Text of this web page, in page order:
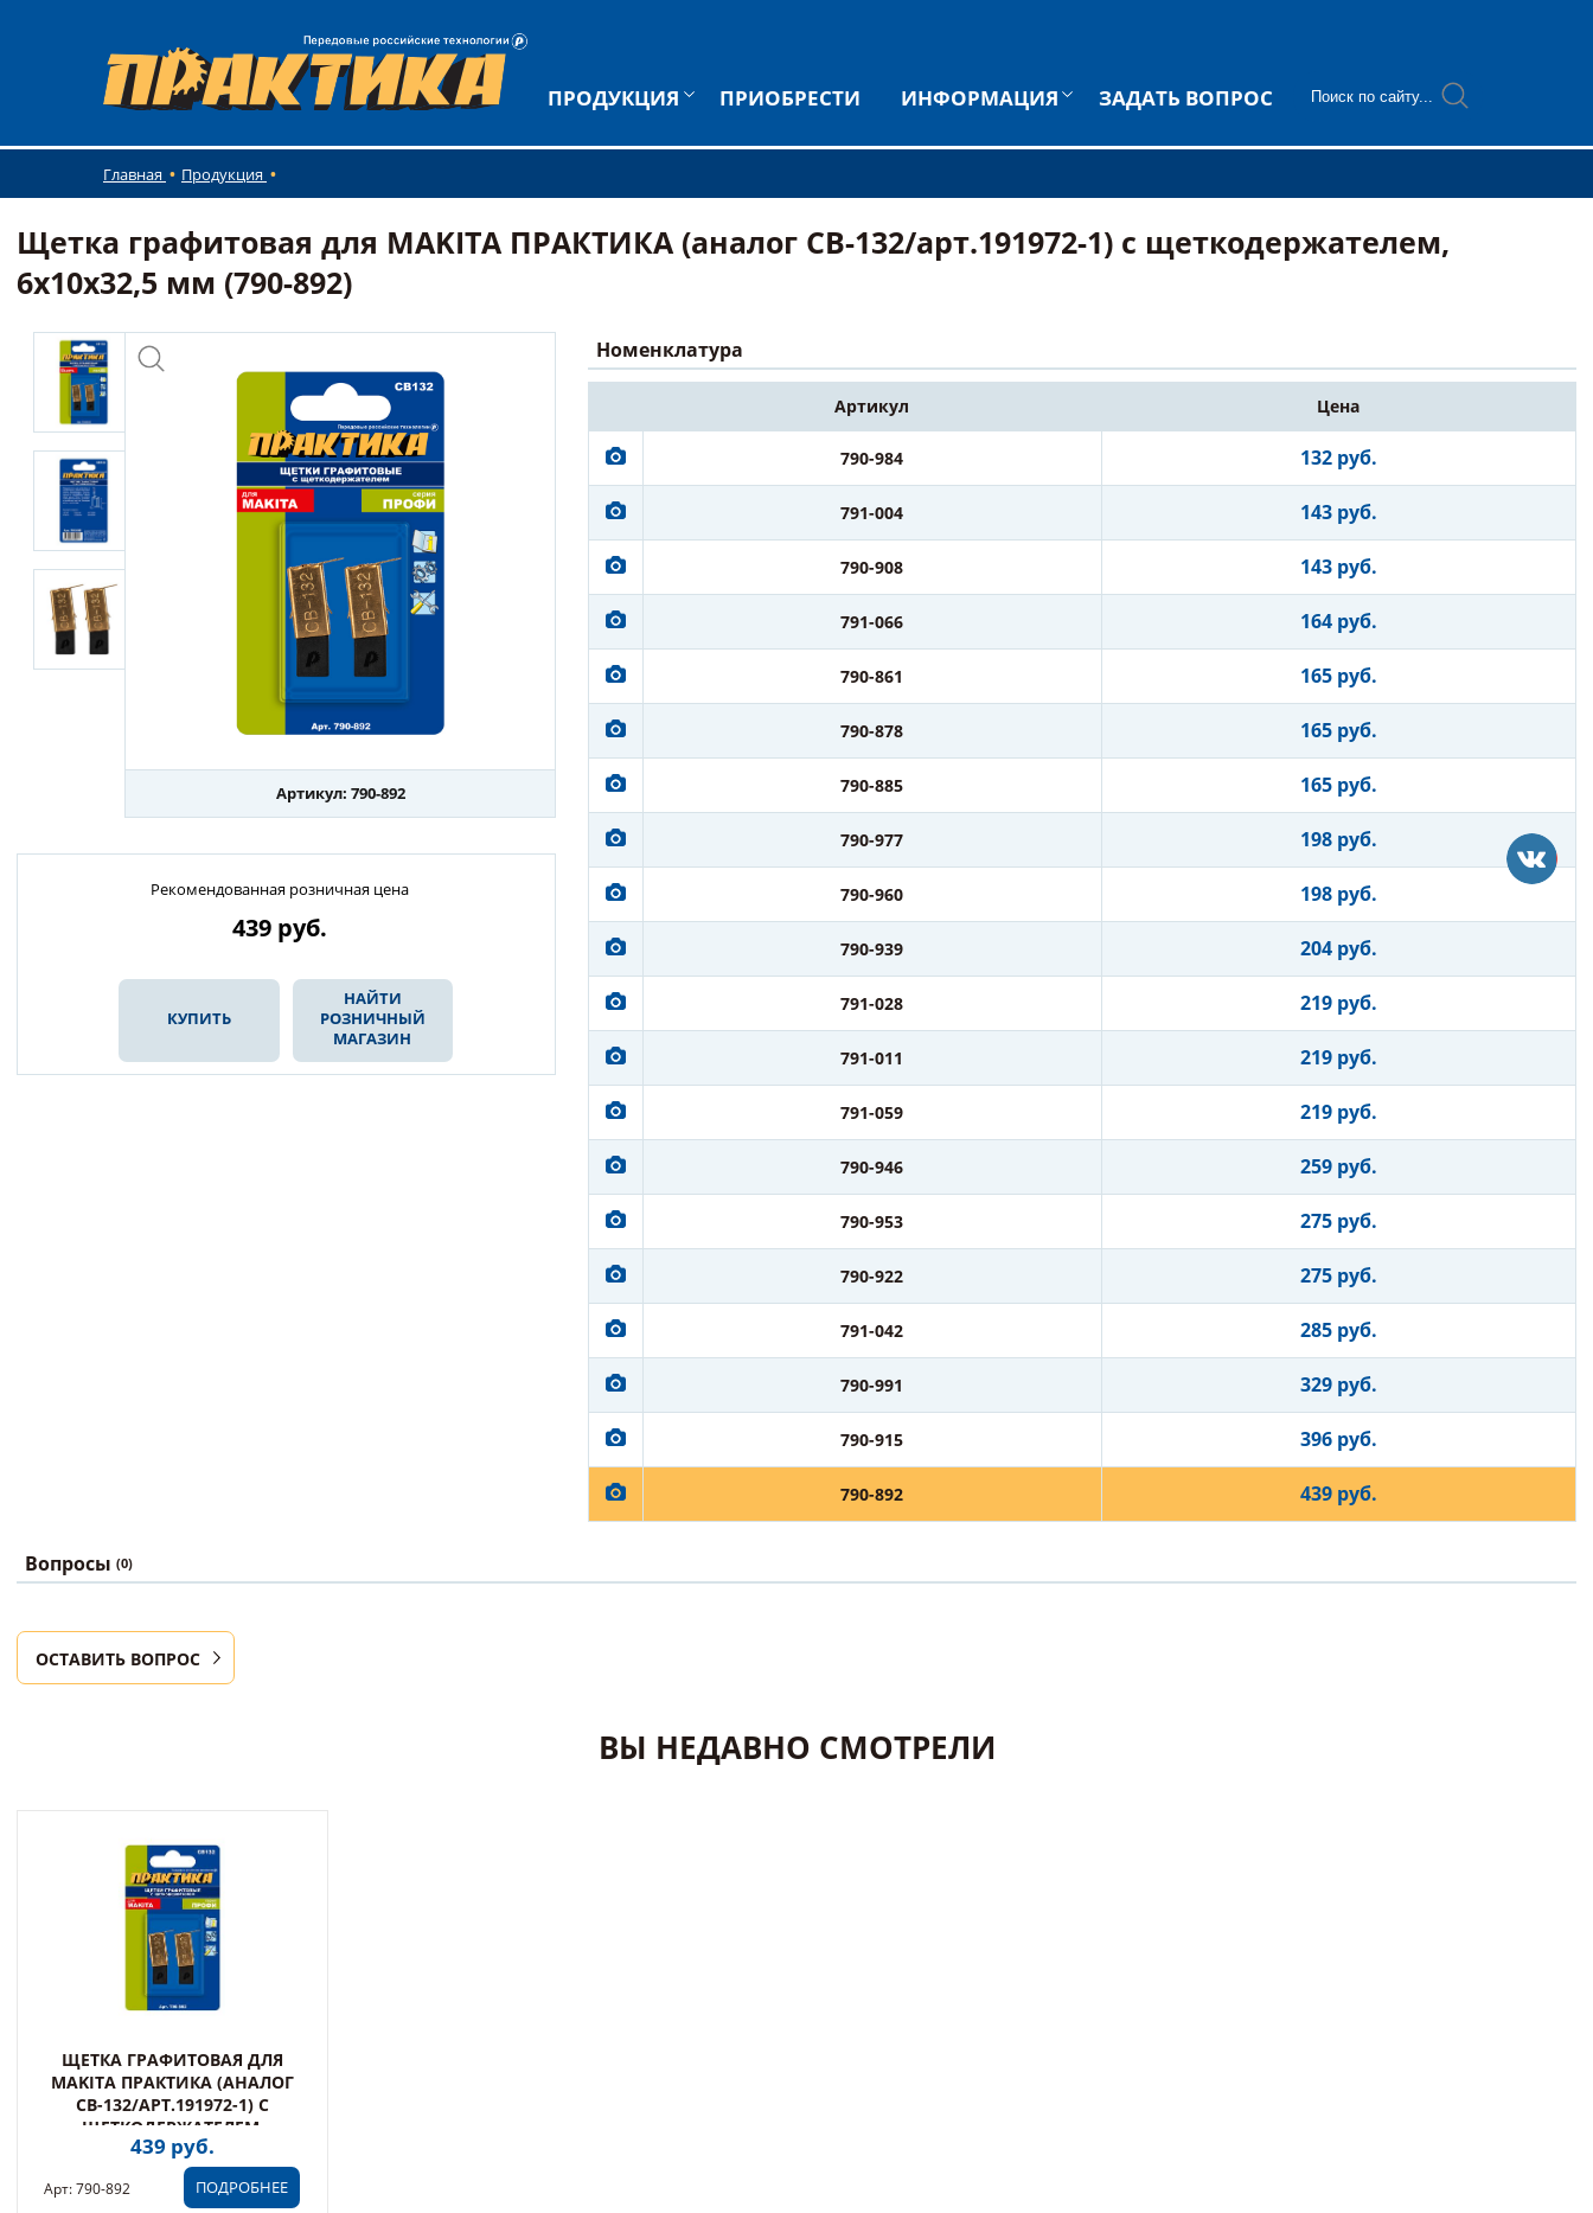
ПРОДУКЦИЯ ПРИОБРЕСТИ ИНФОРМАЦИЯ ЗАДАТЬ ВОПРОС
Главная Продукция
Щетка графитовая для MAKITA ПРАКТИКА (аналог CB-132/арт.191972-1) с щеткодержателем,
6x10x32,5 мм (790-892)
Артикул: 790-892
Рекомендованная розничная цена
439 руб.
КУПИТЬ
НАЙТИ
РОЗНИЧНЫЙ
МАГАЗИН
Номенклатура
Артикул Цена
790-984 132 руб.
791-004 143 руб.
790-908 143 руб.
791-066 164 руб.
790-861 165 руб.
790-878 165 руб.
790-885 165 руб.
790-977 198 руб.
790-960 198 руб.
790-939 204 руб.
791-028 219 руб.
791-011 219 руб.
791-059 219 руб.
790-946 259 руб.
790-953 275 руб.
790-922 275 руб.
791-042 285 руб.
790-991 329 руб.
790-915 396 руб.
790-892 439 руб.
Вопросы (0)
ОСТАВИТЬ ВОПРОС
ВЫ НЕДАВНО СМОТРЕЛИ
ЩЕТКА ГРАФИТОВАЯ ДЛЯ
MAKITA ПРАКТИКА (АНАЛОГ
CB-132/АРТ.191972-1) С
ЩЕТКОДЕРЖАТЕЛЕМ,
6X10X32,5 ММ (790-892)
439 руб.
ПОДРОБНЕЕ
Арт: 790-892